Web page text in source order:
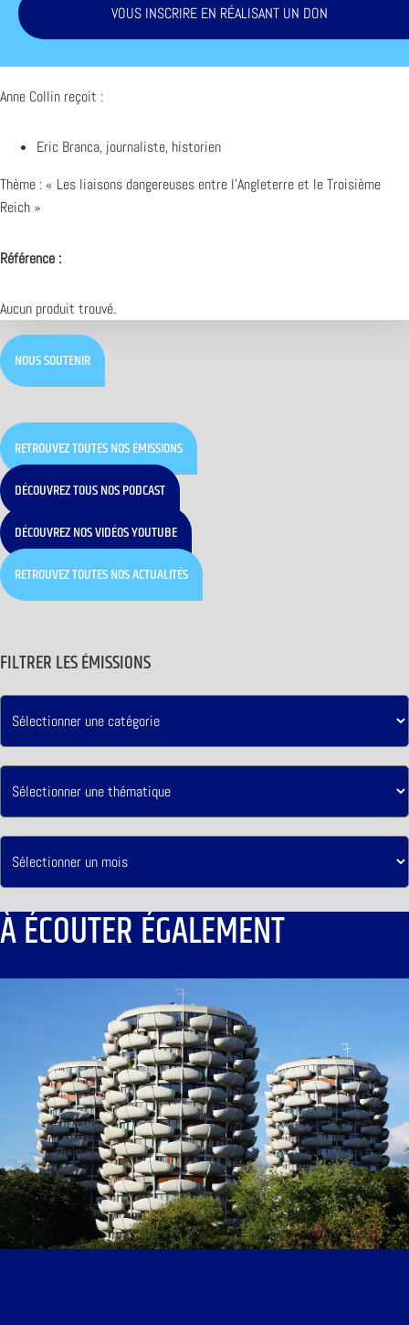
VOUS INSCRIRE EN RÉALISANT UN DON
Anne Collin reçoit :
Eric Branca, journaliste, historien
Thème : « Les liaisons dangereuses entre l’Angleterre et le Troisième
Reich »
Référence :
Aucun produit trouvé.
NOUS SOUTENIR
RETROUVEZ TOUTES NOS ÉMISSIONS
DÉCOUVREZ TOUS NOS PODCAST
DÉCOUVREZ NOS VIDÉOS YOUTUBE
RETROUVEZ TOUTES NOS ACTUALITÉS
FILTRER LES ÉMISSIONS
À ÉCOUTER ÉGALEMENT